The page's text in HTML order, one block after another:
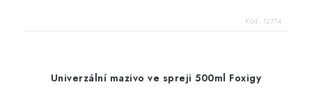
Kód: 12774
Univerzální mazivo ve spreji 500ml Foxigy